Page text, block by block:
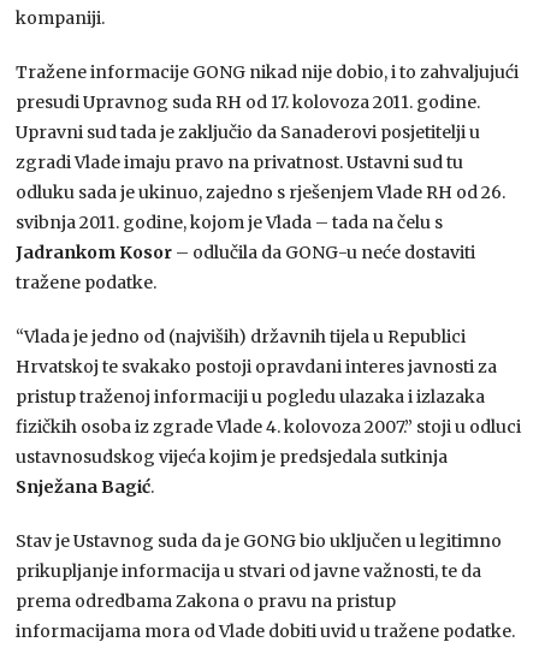
kompaniji.
Tražene informacije GONG nikad nije dobio, i to zahvaljujući
presudi Upravnog suda RH od 17. kolovoza 2011. godine.
Upravni sud tada je zaključio da Sanaderovi posjetitelji u
zgradi Vlade imaju pravo na privatnost. Ustavni sud tu
odluku sada je ukinuo, zajedno s rješenjem Vlade RH od 26.
svibnja 2011. godine, kojom je Vlada – tada na čelu s
Jadrankom Kosor – odlučila da GONG-u neće dostaviti
tražene podatke.
“Vlada je jedno od (najviših) državnih tijela u Republici
Hrvatskoj te svakako postoji opravdani interes javnosti za
pristup traženoj informaciji u pogledu ulazaka i izlazaka
fizičkih osoba iz zgrade Vlade 4. kolovoza 2007.” stoji u odluci
ustavnosudskog vijeća kojim je predsjedala sutkinja
Snježana Bagić.
Stav je Ustavnog suda da je GONG bio uključen u legitimno
prikupljanje informacija u stvari od javne važnosti, te da
prema odredbama Zakona o pravu na pristup
informacijama mora od Vlade dobiti uvid u tražene podatke.